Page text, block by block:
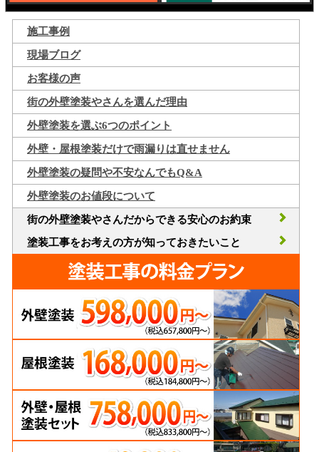
施工事例
現場ブログ
お客様の声
街の外壁塗装やさんを選んだ理由
外壁塗装を選ぶ6つのポイント
外壁・屋根塗装だけで雨漏りは直せません
外壁塗装の疑問や不安なんでもQ&A
外壁塗装のお値段について
街の外壁塗装やさんだからできる安心のお約束
塗装工事をお考えの方が知っておきたいこと